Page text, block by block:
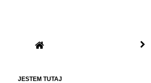
JESTEM TUTAJ